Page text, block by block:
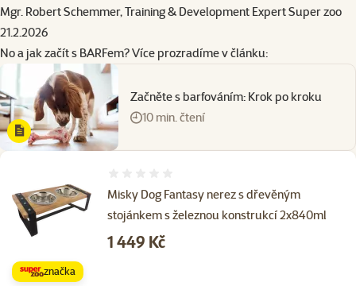
Mgr. Robert Schemmer, Training & Development Expert Super zoo
21.2.2026
No a jak začít s BARFem? Více prozradíme v článku:
Začněte s barfováním: Krok po kroku
10 min. čtení
Misky Dog Fantasy nerez s dřevěným
stojánkem s železnou konstrukcí 2x840ml
Cena
1 449 Kč
značka